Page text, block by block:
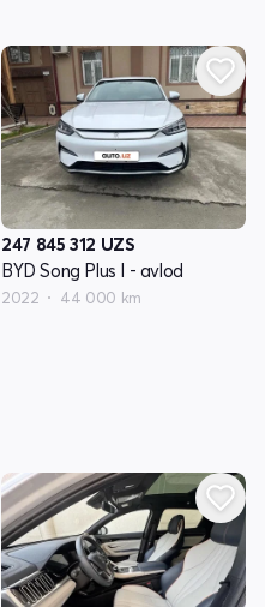
247 845 312 UZS
BYD Song Plus I - avlod
2022 44 000 km